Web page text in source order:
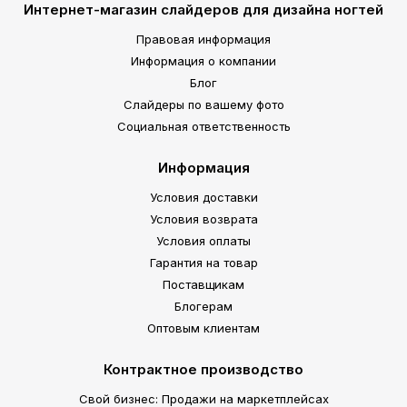
Интернет-магазин слайдеров для дизайна ногтей
Правовая информация
Информация о компании
Блог
Слайдеры по вашему фото
Социальная ответственность
Информация
Условия доставки
Условия возврата
Условия оплаты
Гарантия на товар
Поставщикам
Блогерам
Оптовым клиентам
Контрактное производство
Свой бизнес: Продажи на маркетплейсах